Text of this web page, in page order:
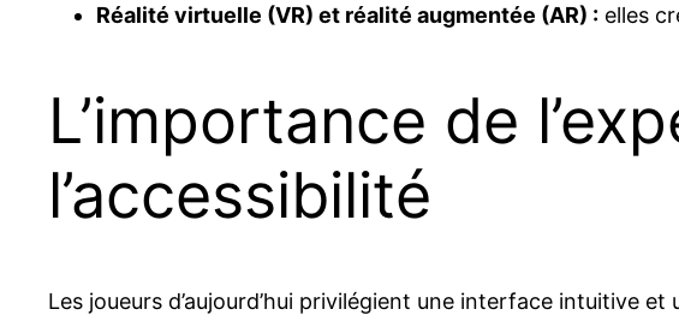
Réalité virtuelle (VR) et réalité augmentée (AR) : elles
L’importance de
l’accessibilité
Les joueurs d’aujourd’hui privilégient une interface intuitive